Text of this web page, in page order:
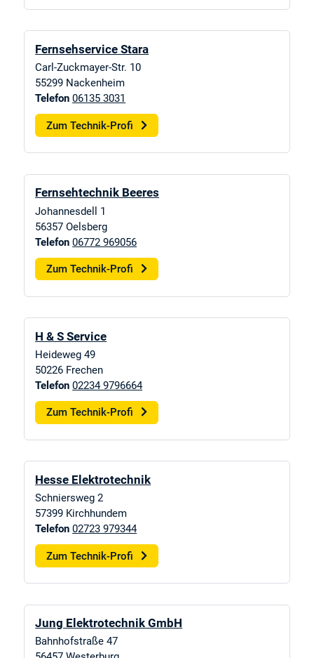
Fernsehservice Stara
Carl-Zuckmayer-Str. 10
55299 Nackenheim
Telefon 06135 3031
Zum Technik-Profi
Fernsehtechnik Beeres
Johannesdell 1
56357 Oelsberg
Telefon 06772 969056
Zum Technik-Profi
H & S Service
Heideweg 49
50226 Frechen
Telefon 02234 9796664
Zum Technik-Profi
Hesse Elektrotechnik
Schniersweg 2
57399 Kirchhundem
Telefon 02723 979344
Zum Technik-Profi
Jung Elektrotechnik GmbH
Bahnhofstraße 47